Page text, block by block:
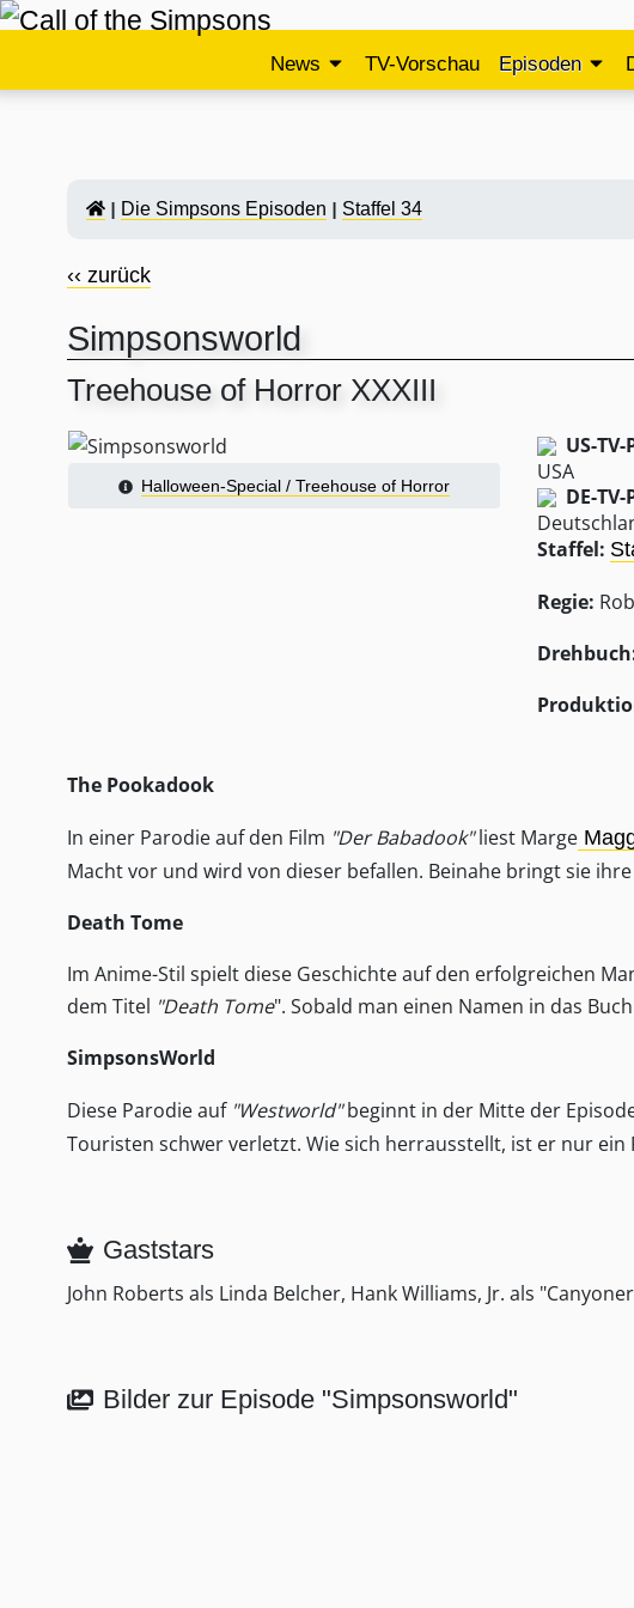
News TV-Vorschau Episoden
Die Simpsons Episoden Staffel 34
‹‹ zurück
Simpsonsworld
Treehouse of Horror XXXIII
Halloween-Special / Treehouse of Horror
US-
DE-
Staffel:
Regie:
The Pookadook
In einer Parodie auf den Film "Der Babadook"liest Marge
Macht vor und wird von dieser befallen. Beinahe bringt sie
Death Tome
Im Anime-Stil spielt diese Geschichte auf den erfolgreichen
dem Titel "Death Tome". Sobald man einen Namen in das
SimpsonsWorld
Diese Parodie auf "Westworld"beginnt in der Mitte der
Touristen schwer verletzt. Wie sich herrausstellt, ist er nur
Gaststars
John Roberts als Linda Belcher, Hank Williams, Jr. als
Bilder zur Episode "Simpsonsworld"